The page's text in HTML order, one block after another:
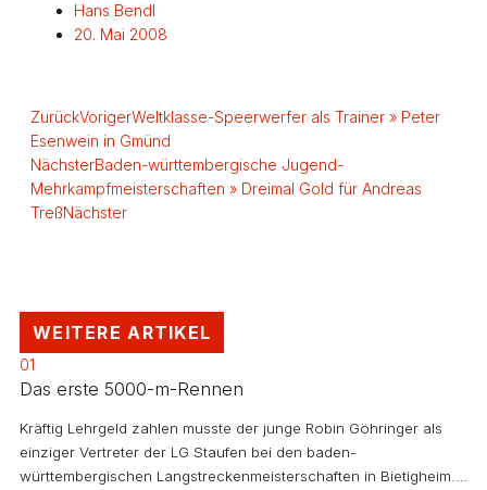
Hans Bendl
20. Mai 2008
ZurückVorigerWeltklasse-Speerwerfer als Trainer » Peter
Esenwein in Gmünd
NächsterBaden-württembergische Jugend-
Mehrkampfmeisterschaften » Dreimal Gold für Andreas
TreßNächster
WEITERE ARTIKEL
01
Das erste 5000-m-Rennen
Kräftig Lehrgeld zahlen musste der junge Robin Göhringer als
einziger Vertreter der LG Staufen bei den baden-
württembergischen Langstreckenmeisterschaften in Bietigheim.…